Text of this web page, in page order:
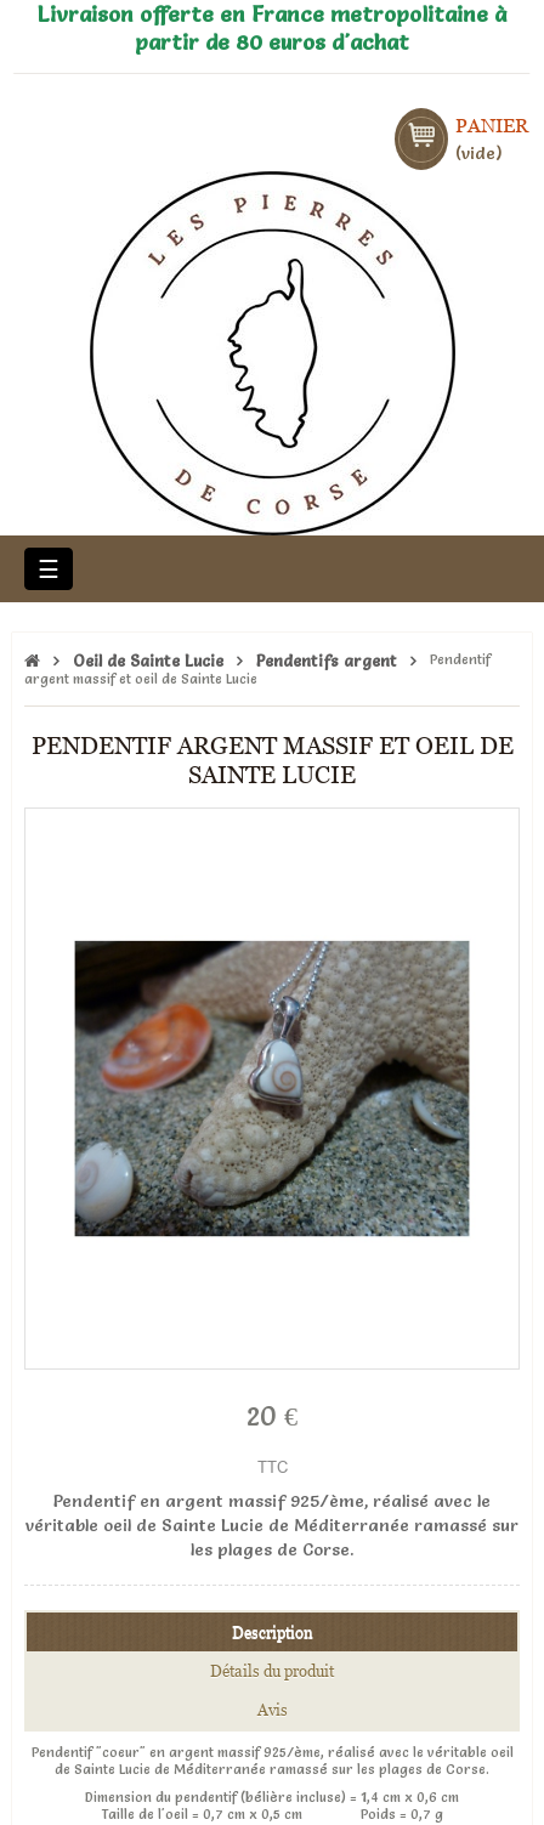
Livraison offerte en France metropolitaine à
partir de 80 euros d'achat
PANIER
vide
Basculer
la
☰
Oeil de Sainte Lucie Pendentifs argent
Pendentif
argent massif et oeil de Sainte Lucie
PENDENTIF ARGENT MASSIF ET OEIL DE
SAINTE LUCIE
20 €
TTC
Pendentif en argent massif 925/ème, réalisé avec le
véritable oeil de Sainte Lucie de Méditerranée ramassé sur
les plages de Corse.
Description
Détails du produit
Avis
Pendentif "coeur" en argent massif 925/ème, réalisé avec le véritable oeil
de Sainte Lucie de Méditerranée ramassé sur les plages de Corse.
Dimension du pendentif (bélière incluse) = 1,4 cm x 0,6 cm
Taille de l'oeil = 0,7 cm x 0,5 cm Poids = 0,7 g